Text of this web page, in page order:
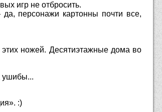
игр не отбросить.
персонажи картонны почти все,
ножей. Десятиэтажные дома во
ушибы...
:)